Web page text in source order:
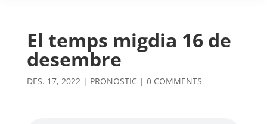
El temps migdia 16 de
desembre
DES. 17, 2022| PRONOSTIC | 0 COMMENTS